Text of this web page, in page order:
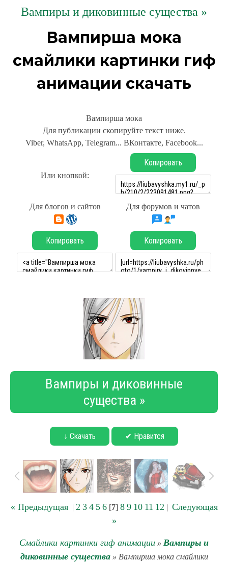
Вампиры и диковинные существа »
Вампирша мока
смайлики картинки гиф
анимации скачать
Вампирша мока
Для публикации скопируйте текст ниже.
Viber, WhatsApp, Telegram... ВКонтакте, Facebook...
Или кнопкой:
Копировать
Для блогов и сайтов Для форумов и чатов
Копировать Копировать
Вампиры и диковинные
существа »
↓ Скачать ✔ Нравится
« Предыдущая| 2 3 4 5 6[7] 8 9 10 11 12 | Следующая
»
Смайлики картинки гиф анимации » Вампиры и
диковинные существа» Вампирша мока смайлики